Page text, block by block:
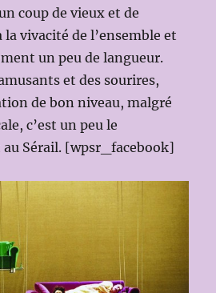
coup de vieux et de
vivacité de l’ensemble et
un peu de langueur.
et des sourires,
de bon niveau, malgré
c’est un peu le
Sérail. [wpsr_facebook]